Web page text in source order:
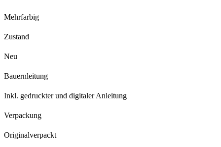
Mehrfarbig
Zustand
Neu
Bauernleitung
Inkl. gedruckter und digitaler Anleitung
Verpackung
Originalverpackt